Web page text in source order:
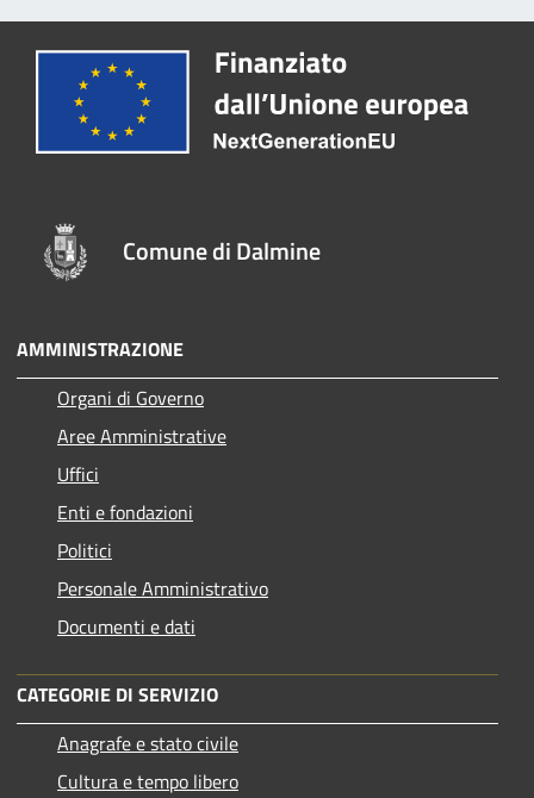
Comune di Dalmine
AMMINISTRAZIONE
Organi di Governo
Aree Amministrative
Uffici
Enti e fondazioni
Politici
Personale Amministrativo
Documenti e dati
CATEGORIE DI SERVIZIO
Anagrafe e stato civile
Cultura e tempo libero